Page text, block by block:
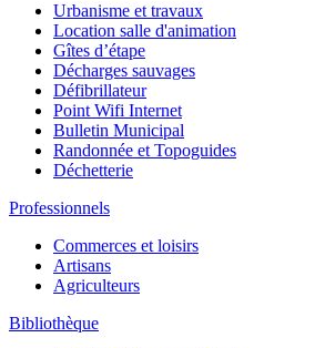
Urbanisme et travaux
Location salle d'animation
Gîtes d’étape
Décharges sauvages
Défibrillateur
Point Wifi Internet
Bulletin Municipal
Randonnée et Topoguides
Déchetterie
Professionnels
Commerces et loisirs
Artisans
Agriculteurs
Bibliothèque